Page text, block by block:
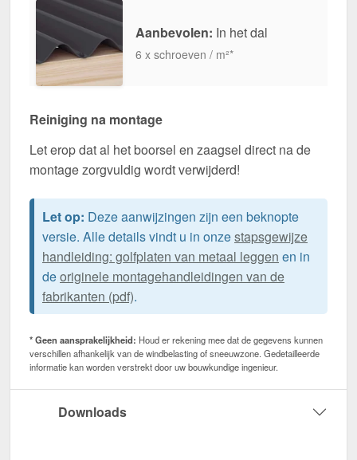
Aanbevolen: In het dal
6 x schroeven / m²*
Reiniging na montage
Let erop dat al het boorsel en zaagsel direct na de
montage zorgvuldig wordt verwijderd!
Let op: Deze aanwijzingen zijn een beknopte
versie. Alle details vindt u in onzestapsgewijze
handleiding: golfplaten van metaal leggen en in
deoriginele montagehandleidingen van de
fabrikanten (pdf).
* Geen aansprakelijkheid: Houd er rekening mee dat de gegevens kunnen
verschillen afhankelijk van de windbelasting of sneeuwzone. Gedetailleerde
informatie kan worden verstrekt door uw bouwkundige ingenieur.
Downloads